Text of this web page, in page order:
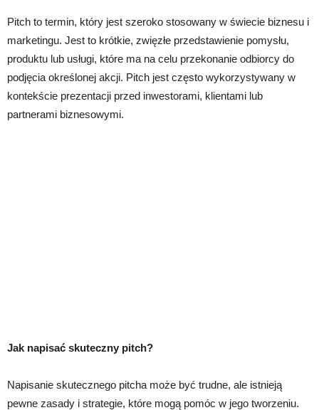
Pitch to termin, który jest szeroko stosowany w świecie biznesu i
marketingu. Jest to krótkie, zwięzłe przedstawienie pomysłu,
produktu lub usługi, które ma na celu przekonanie odbiorcy do
podjęcia określonej akcji. Pitch jest często wykorzystywany w
kontekście prezentacji przed inwestorami, klientami lub
partnerami biznesowymi.
Jak napisać skuteczny pitch?
Napisanie skutecznego pitcha może być trudne, ale istnieją
pewne zasady i strategie, które mogą pomóc w jego tworzeniu.